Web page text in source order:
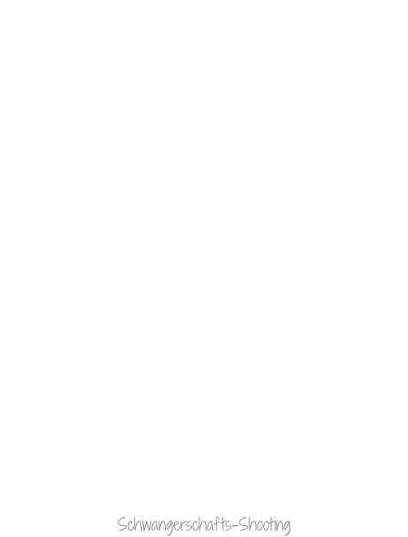
Schwangerschafts-Shooting